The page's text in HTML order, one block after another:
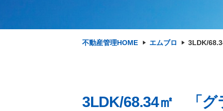
不動産管理HOME エムブロ 3LDK/
3LDK/68.34㎡ 「グ